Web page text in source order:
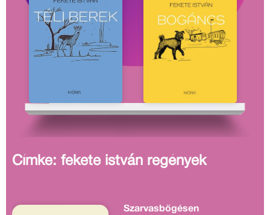
Címke: fekete istván regények
Szarvasbőgésen